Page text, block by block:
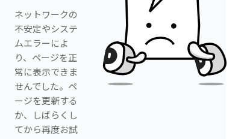
ネットワークの
不安定やシステ
ムエラーによ
り、ページを正
常に表示できま
せんでした。ペ
ージを更新する
か、しばらくし
てから再度お試